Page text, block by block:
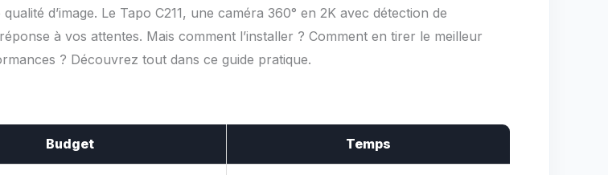
d’image. Le Tapo C211, une caméra 360° en 2K avec détection de
à vos attentes. Mais comment l’installer ? Comment en tirer le meilleur
? Découvrez tout dans ce guide pratique.
Budget Temps